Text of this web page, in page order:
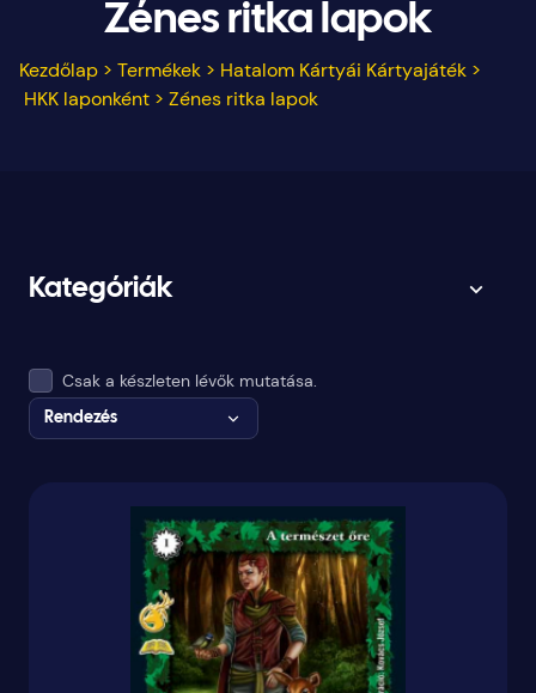
Zénes ritka lapok
Kezdőlap > Termékek > Hatalom Kártyái Kártyajáték >
HKK laponként > Zénes ritka lapok
Kategóriák
Csak a készleten lévők mutatása.
Rendezés